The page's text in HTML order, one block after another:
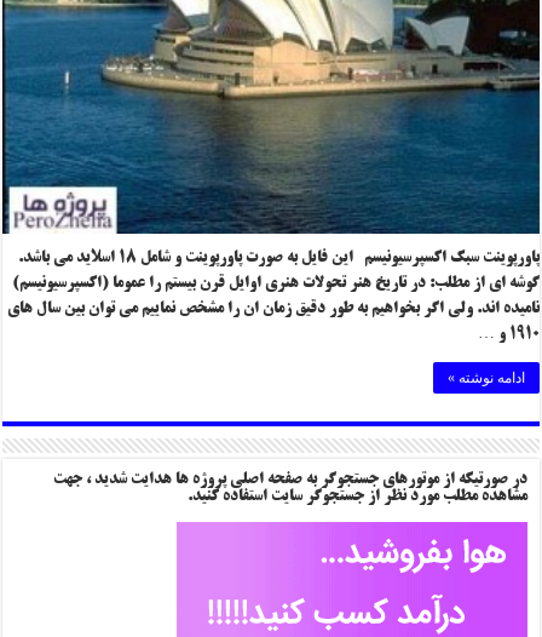
پاورپوینت سبک اکسپرسیونیسم این فایل به صورت پاورپوینت و شامل ۱۸ اسلاید می باشد.
گوشه ای از مطلب: در تاریخ هنر تحولات هنری اوایل قرن بیستم را عموما (اکسپرسیونیسم)
نامیده اند. ولی اگر بخواهیم به طور دقیق زمان ان را مشخص نماییم می توان بین سال های
۱۹۱۰ و …
ادامه نوشته »
در صورتیکه از موتورهای جستجوگر به صفحه اصلی پروژه ها هدایت شدید ، جهت
مشاهده مطلب مورد نظر از جستجوگر سایت استفاده کنید.